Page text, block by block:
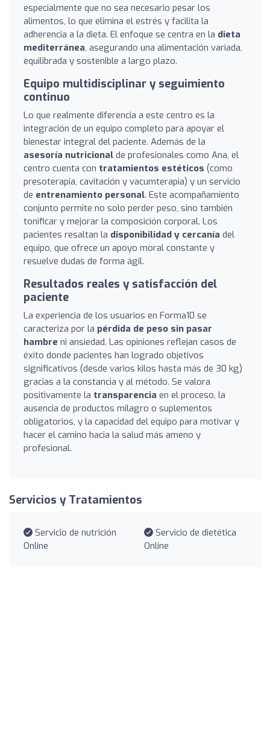
especialmente que no sea necesario pesar los
alimentos, lo que elimina el estrés y facilita la
adherencia a la dieta. El enfoque se centra en la dieta
mediterránea, asegurando una alimentación variada,
equilibrada y sostenible a largo plazo.
Equipo multidisciplinar y seguimiento
continuo
Lo que realmente diferencia a este centro es la
integración de un equipo completo para apoyar el
bienestar integral del paciente. Además de la
asesoría nutricional de profesionales como Ana, el
centro cuenta con tratamientos estéticos (como
presoterapia, cavitación y vacumterapia) y un servicio
de entrenamiento personal. Este acompañamiento
conjunto permite no solo perder peso, sino también
tonificar y mejorar la composición corporal. Los
pacientes resaltan la disponibilidad y cercanía del
equipo, que ofrece un apoyo moral constante y
resuelve dudas de forma ágil.
Resultados reales y satisfacción del
paciente
La experiencia de los usuarios en Forma10 se
caracteriza por la pérdida de peso sin pasar
hambre ni ansiedad. Las opiniones reflejan casos de
éxito donde pacientes han logrado objetivos
significativos (desde varios kilos hasta más de 30 kg)
gracias a la constancia y al método. Se valora
positivamente la transparencia en el proceso, la
ausencia de productos milagro o suplementos
obligatorios, y la capacidad del equipo para motivar y
hacer el camino hacia la salud más ameno y
profesional.
Servicios y Tratamientos
Servicio de nutrición
Online
Servicio de dietética
Online